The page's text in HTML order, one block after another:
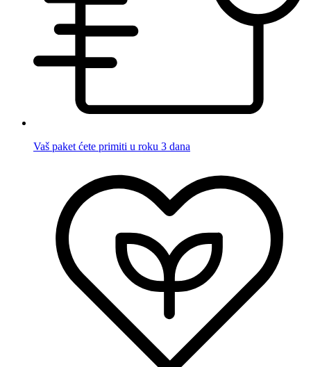
Vaš paket ćete primiti u roku 3 dana